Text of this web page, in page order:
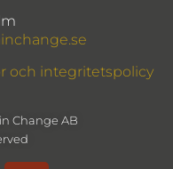
och integritetspolicy
Change AB